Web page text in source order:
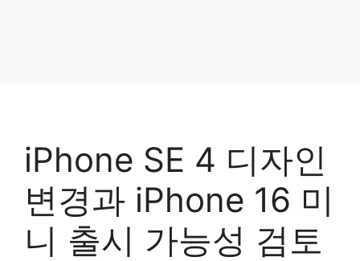
iPhone SE 4 디자인
변경과 iPhone 16 미
니 출시 가능성 검토